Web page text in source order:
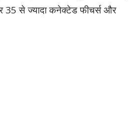
35 से ज्यादा कनेक्टेड फीचर्स और